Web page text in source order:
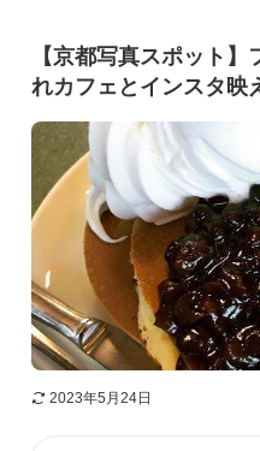
【京都写真スポット
れカフェとインスタ映
2023年5月24日